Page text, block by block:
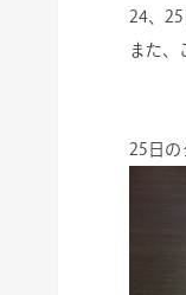
24、
また
25日の